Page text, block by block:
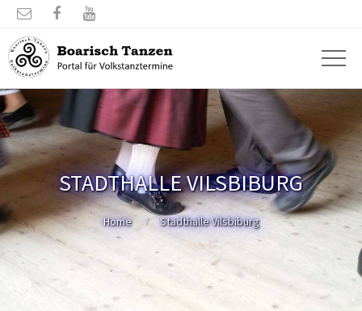
  
STADTHALLE VILSBIBURG
Home Stadthalle Vilsbiburg